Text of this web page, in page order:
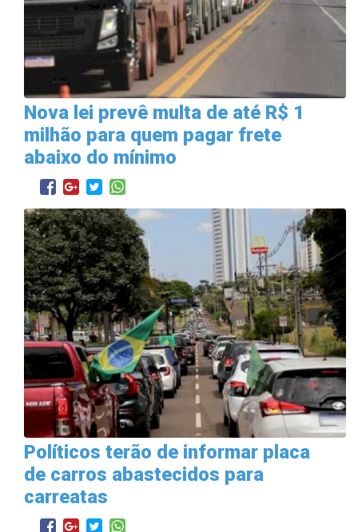
Nova lei prevê multa de até R$ 1
milhão para quem pagar frete
abaixo do mínimo
Políticos terão de informar placa
de carros abastecidos para
carreatas